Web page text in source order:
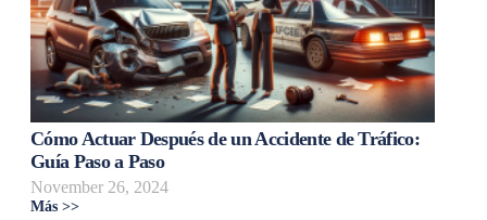
Cómo Actuar Después de un Accidente de Tráfico:
Guía Paso a Paso
November 26, 2024
Más >>